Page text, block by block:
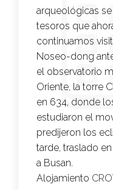
arqueológicas
tesoros que
continuamos
Noseo-dong
el observatorio
Oriente, la torre
en 634, donde
estudiaron el
predijeron los
tarde, traslado
a Busan.
Alojamiento